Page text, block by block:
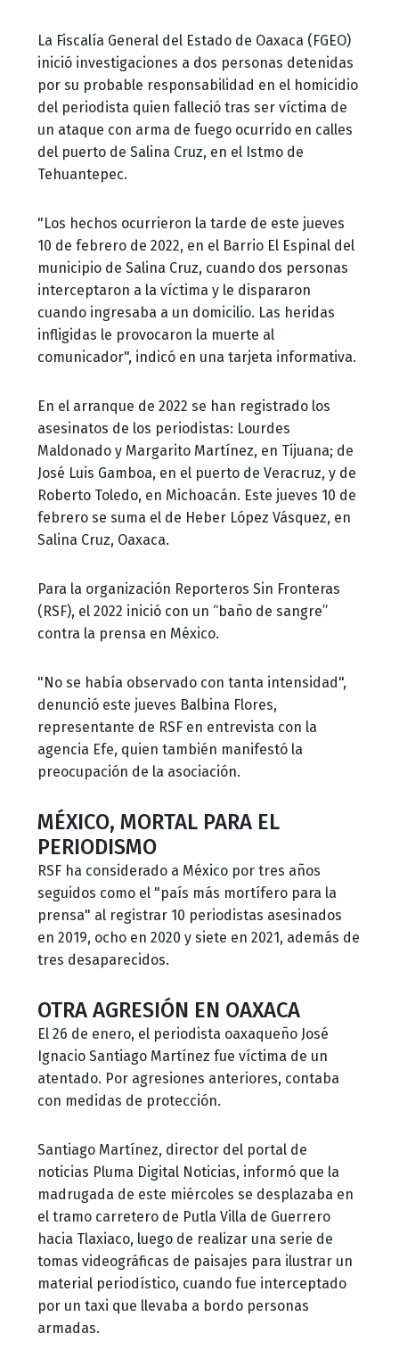
La Fiscalía General del Estado de Oaxaca (FGEO)
inició investigaciones a dos personas detenidas
por su probable responsabilidad en el homicidio
del periodista quien falleció tras ser víctima de
un ataque con arma de fuego ocurrido en calles
del puerto de Salina Cruz, en el Istmo de
Tehuantepec.
"Los hechos ocurrieron la tarde de este jueves
10 de febrero de 2022, en el Barrio El Espinal del
municipio de Salina Cruz, cuando dos personas
interceptaron a la víctima y le dispararon
cuando ingresaba a un domicilio. Las heridas
infligidas le provocaron la muerte al
comunicador", indicó en una tarjeta informativa.
En el arranque de 2022 se han registrado los
asesinatos de los periodistas: Lourdes
Maldonado y Margarito Martínez, en Tijuana; de
José Luis Gamboa, en el puerto de Veracruz, y de
Roberto Toledo, en Michoacán. Este jueves 10 de
febrero se suma el de Heber López Vásquez, en
Salina Cruz, Oaxaca.
Para la organización Reporteros Sin Fronteras
(RSF), el 2022 inició con un “baño de sangre”
contra la prensa en México.
"No se había observado con tanta intensidad",
denunció este jueves Balbina Flores,
representante de RSF en entrevista con la
agencia Efe, quien también manifestó la
preocupación de la asociación.
MÉXICO, MORTAL PARA EL
PERIODISMO
RSF ha considerado a México por tres años
seguidos como el "país más mortífero para la
prensa" al registrar 10 periodistas asesinados
en 2019, ocho en 2020 y siete en 2021, además de
tres desaparecidos.
OTRA AGRESIÓN EN OAXACA
El 26 de enero, el periodista oaxaqueño José
Ignacio Santiago Martínez fue víctima de un
atentado. Por agresiones anteriores, contaba
con medidas de protección.
Santiago Martínez, director del portal de
noticias Pluma Digital Noticias, informó que la
madrugada de este miércoles se desplazaba en
el tramo carretero de Putla Villa de Guerrero
hacia Tlaxiaco, luego de realizar una serie de
tomas videográficas de paisajes para ilustrar un
material periodístico, cuando fue interceptado
por un taxi que llevaba a bordo personas
armadas.